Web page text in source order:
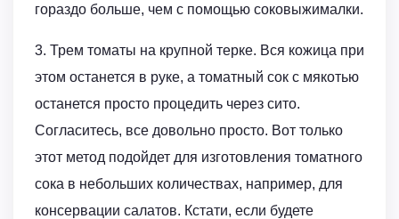
гораздо больше, чем с помощью соковыжималки.
3. Трем томаты на крупной терке. Вся кожица при
этом останется в руке, а томатный сок с мякотью
останется просто процедить через сито.
Согласитесь, все довольно просто. Вот только
этот метод подойдет для изготовления томатного
сока в небольших количествах, например, для
консервации салатов. Кстати, если будете